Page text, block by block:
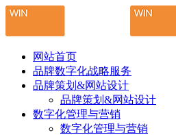
网站首页
品牌数字化战略服务
品牌策划&网站设计
品牌策划&网站设计
数字化管理与营销
数字化管理与营销